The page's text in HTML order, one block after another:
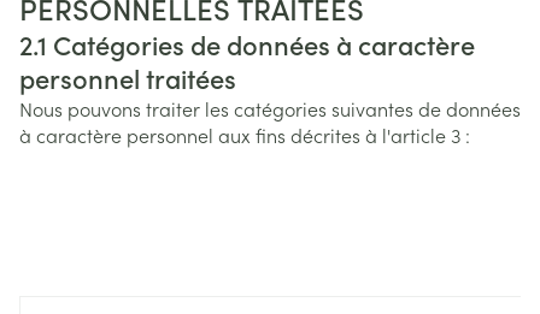
2.1 Catégories de données à caractère
personnel traitées
Nous pouvons traiter les catégories suivantes de données
à caractère personnel aux fins décrites à l'article 3 :